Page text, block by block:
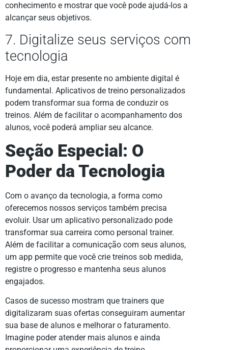
conhecimento e mostrar que você pode ajudá-los a
alcançar seus objetivos.
7. Digitalize seus serviços com
tecnologia
Hoje em dia, estar presente no ambiente digital é
fundamental. Aplicativos de treino personalizados
podem transformar sua forma de conduzir os
treinos. Além de facilitar o acompanhamento dos
alunos, você poderá ampliar seu alcance.
Seção Especial: O
Poder da Tecnologia
Com o avanço da tecnologia, a forma como
oferecemos nossos serviços também precisa
evoluir. Usar um aplicativo personalizado pode
transformar sua carreira como personal trainer.
Além de facilitar a comunicação com seus alunos,
um app permite que você crie treinos sob medida,
registre o progresso e mantenha seus alunos
engajados.
Casos de sucesso mostram que trainers que
digitalizaram suas ofertas conseguiram aumentar
sua base de alunos e melhorar o faturamento.
Imagine poder atender mais alunos e ainda